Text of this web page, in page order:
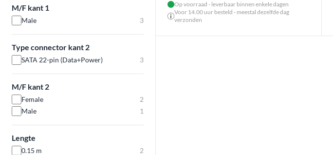
M/F kant 1
Male 3
Type connector kant 2
SATA 22-pin (Data+Power) 3
M/F kant 2
Female
2
Male
1
Lengte
0.15 m 2
Op voorraad - leverbaar binnen enkele dagen
Voor 14.00 uur besteld - meestal dezelfde dag
verzonden